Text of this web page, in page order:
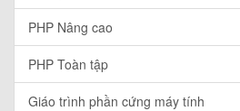
PHP Nâng cao
PHP Toàn tập
Giáo trình phần cứng máy tính